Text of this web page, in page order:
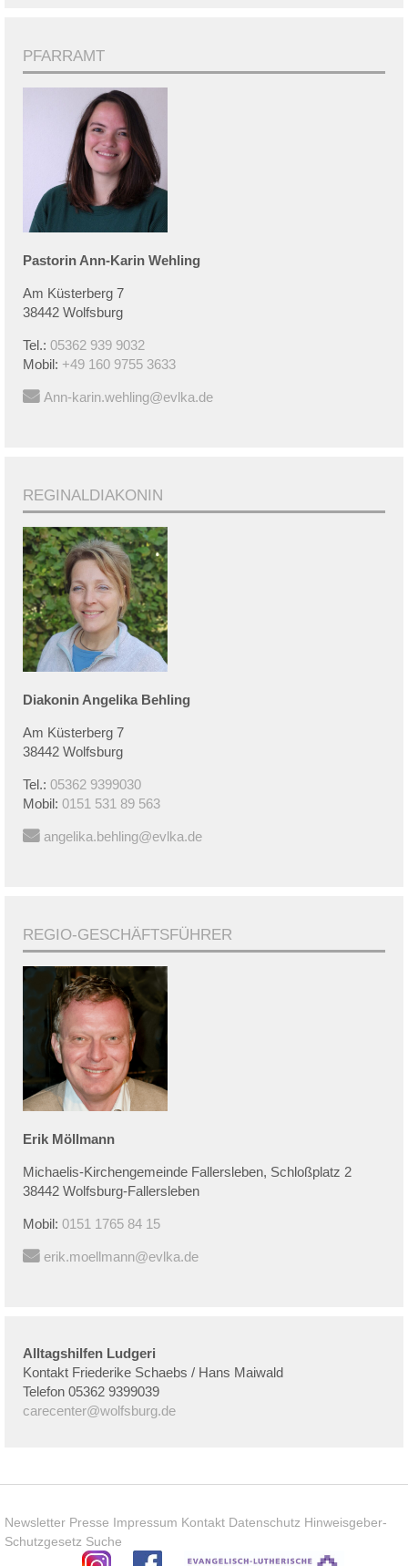
PFARRAMT
Pastorin Ann-Karin Wehling
Am Küsterberg 7
38442 Wolfsburg
Tel.: 05362 939 9032
Mobil: +49 160 9755 3633
Ann-karin.wehling@evlka.de
REGINALDIAKONIN
Diakonin Angelika Behling
Am Küsterberg 7
38442 Wolfsburg
Tel.: 05362 9399030
Mobil: 0151 531 89 563
angelika.behling@evlka.de
REGIO-GESCHÄFTSFÜHRER
Erik Möllmann
Michaelis-Kirchengemeinde Fallersleben, Schloßplatz 2
38442 Wolfsburg-Fallersleben
Mobil: 0151 1765 84 15
erik.moellmann@evlka.de
Alltagshilfen Ludgeri
Kontakt Friederike Schaebs / Hans Maiwald
Telefon 05362 9399039
carecenter@wolfsburg.de
Newsletter Presse Impressum Kontakt Datenschutz Hinweisgeber-
Schutzgesetz Suche